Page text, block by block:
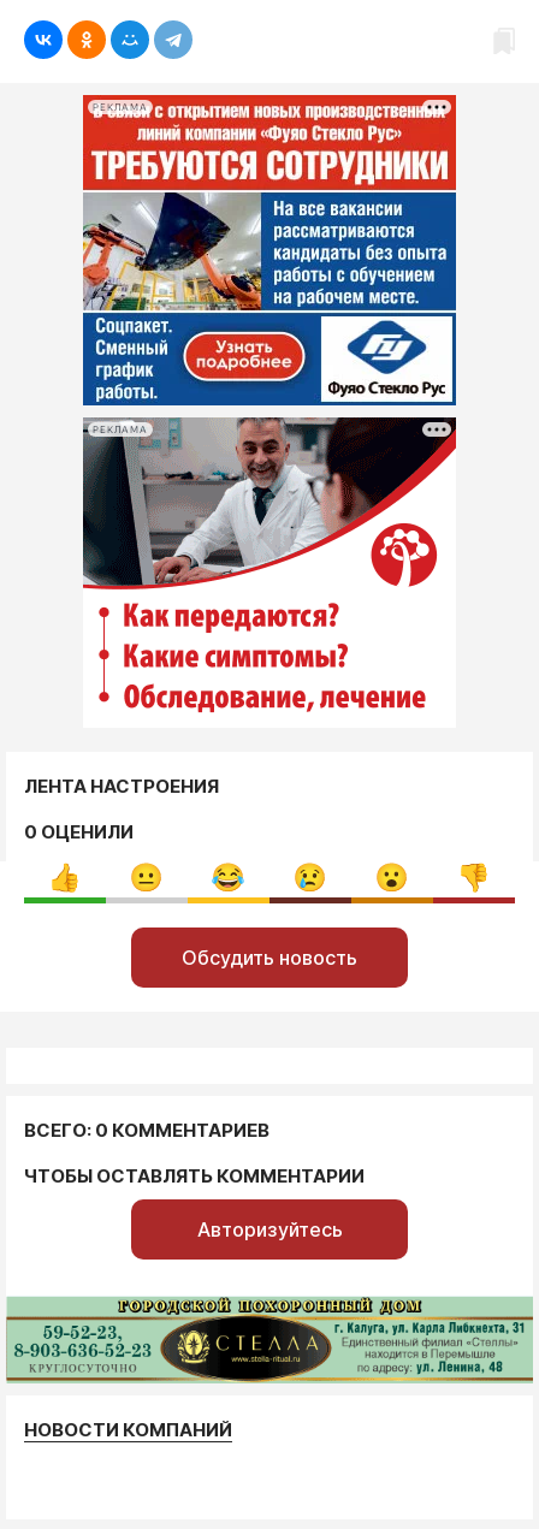
РЕКЛАМА
РЕКЛАМА
ЛЕНТА НАСТРОЕНИЯ
0 ОЦЕНИЛИ
Обсудить новость
ВСЕГО: 0 КОММЕНТАРИЕВ
ЧТОБЫ ОСТАВЛЯТЬ КОММЕНТАРИИ
Авторизуйтесь
НОВОСТИ КОМПАНИЙ